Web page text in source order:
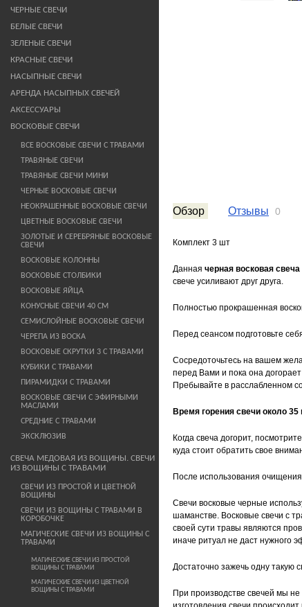
ЧЕРНЫЕ СВЕЧИ
БЕЛЫЕ СВЕЧИ
ЗЕЛЕНЫЕ СВЕЧИ
КРАСНЫЕ СВЕЧИ
НАСЫПНЫЕ СВЕЧИ
АРЕНДА НАСЫПНЫХ СВЕЧЕЙ
АКСЕССУАРЫ
ВОСКОВЫЕ СВЕЧИ
ВСЕ ВОСКОВЫЕ СВЕЧИ С ТРАВАМИ
ТРАВЯНЫЕ СВЕЧИ
ТРАВЯНЫЕ СВЕЧИ МИНИ
ЧЕРНЫЕ ВОСКОВЫЕ СВЕЧИ
НЕОКРАШЕННЫЕ ВОСКОВЫЕ СВЕЧИ
ЦВЕТНЫЕ ВОСКОВЫЕ СВЕЧИ
ЗОЛОТЫЕ И СЕРЕБРЯНЫЕ ВОСКОВЫЕ
СВЕЧИ
ВОСКОВЫЕ КОЛОННЫ
ВОСКОВЫЕ СТОЛБИКИ
ВОСКОВЫЕ ЯЙЦА
КОНУСНЫЕ СВЕЧИ 40 СМ
СЕМИСЛОЙНЫЕ ВОСКОВЫЕ СВЕЧИ
ЧЕРЕПА ИЗ ВОСКА
ВОСКОВЫЕ СКРУТКИ 3 С ТРАВАМИ
КУБИКИ С ТРАВАМИ
ПИРАМИДКИ С ТРАВАМИ
ВОСКОВЫЕ СВЕЧИ С ЭФИРНЫМИ
МАСЛАМИ
СРЕДНИЕ С ТРАВАМИ
ЭКСКЛЮЗИВ
СВЕЧА МЕДОВАЯ ИЗ ВОЩИНЫ. СВЕЧИ
ИЗ ВОЩИНЫ С ТРАВАМИ
СВЕЧИ ИЗ ПРОСТОЙ И ЦВЕТНОЙ
ВОЩИНЫ
СВЕЧИ ИЗ ВОЩИНЫ С ТРАВАМИ В
КОРОБОЧКЕ
МАГИЧЕСКИЕ СВЕЧИ ИЗ ВОЩИНЫ С
ТРАВАМИ
МАГИЧЕСКИЕ СВЕЧИ ИЗ ПРОСТОЙ
ВОЩИНЫ С ТРАВАМИ
МАГИЧЕСКИЕ СВЕЧИ ИЗ ЦВЕТНОЙ
ВОЩИНЫ С ТРАВАМИ
Обзор Отзывы 0
Комплект 3 шт
Данная черная восковая
свече усиливают друг друга.
Полностью прокрашенная
Перед сеансом подготовьте
Сосредоточьтесь на вашем
перед Вами и пока она
Пребывайте в расслабленном
Время горения свечи около 35
Когда свеча догорит,
куда стоит обратить свое
После использования
Свечи восковые черные
шаманстве. Восковые свечи с
своей сути травы являются
иначе ритуал не даст нужного
Достаточно зажечь одну такую
При производстве свечей мы